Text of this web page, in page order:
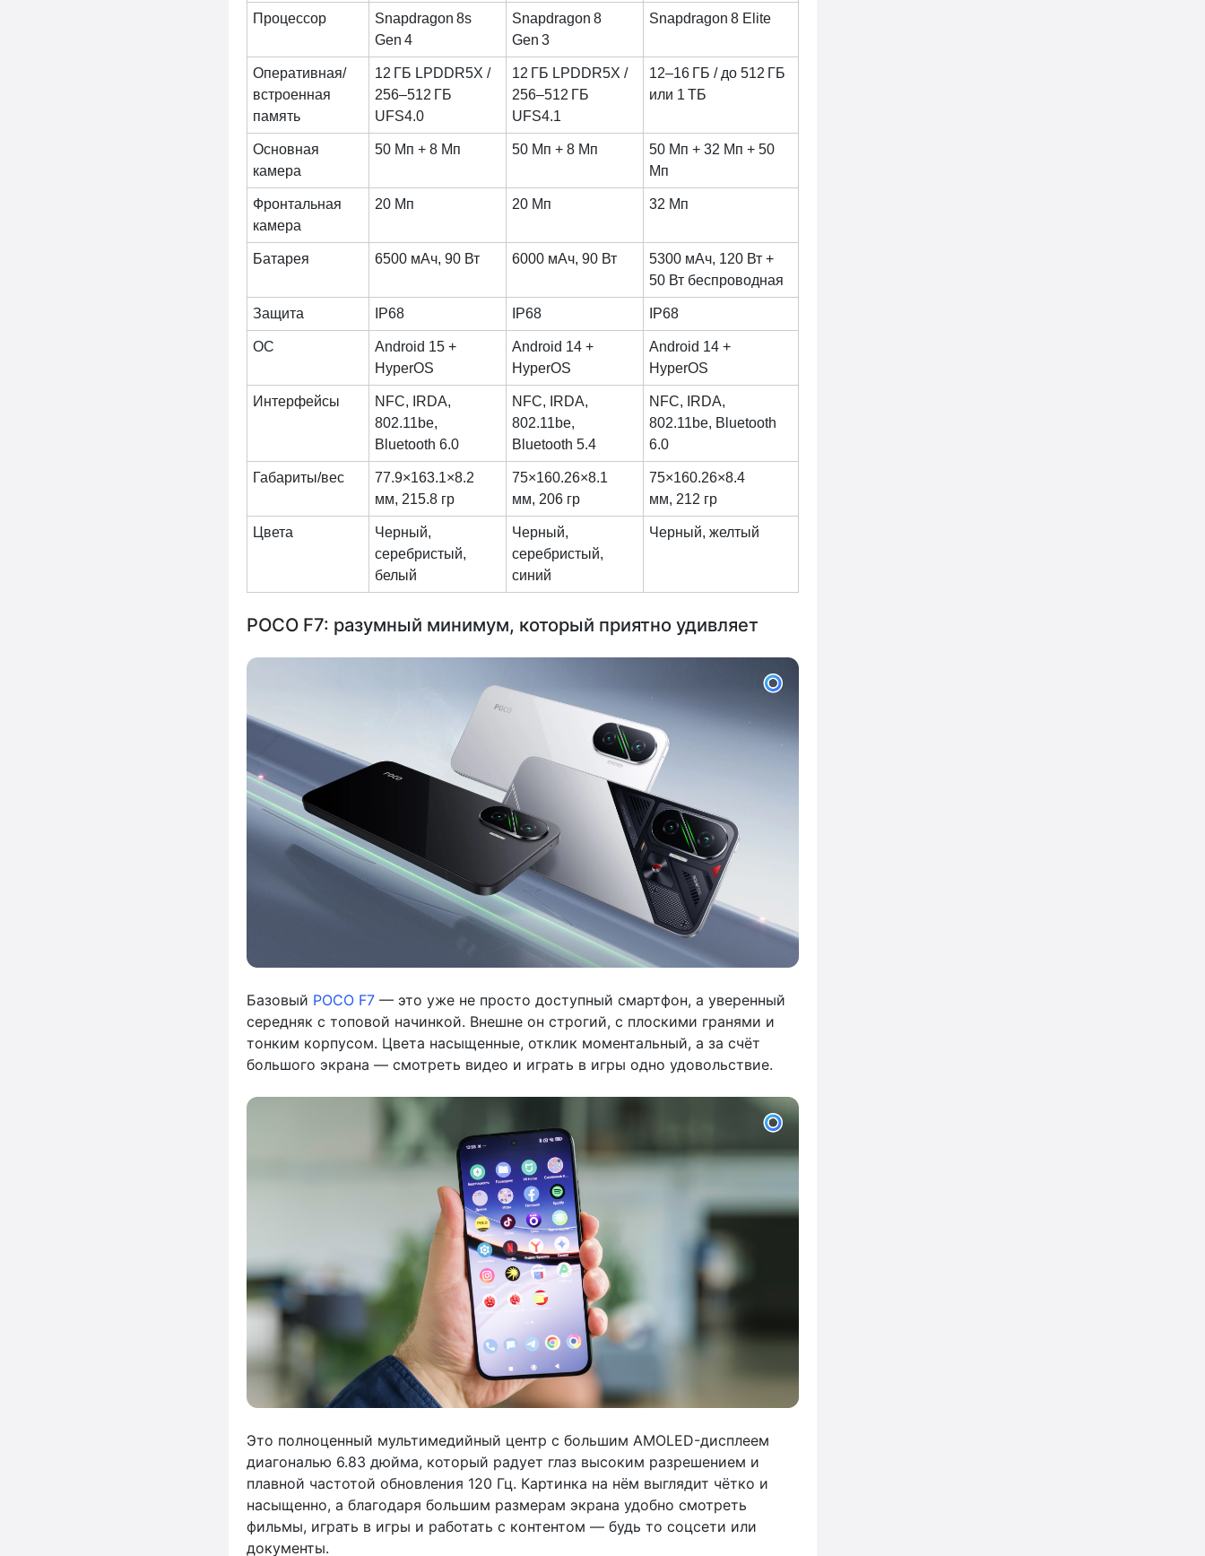
Процессор
Snapdragon 8s
Gen 4
Snapdragon 8
Gen 3
Snapdragon 8 Elite
Оперативная/
встроенная
память
12 ГБ LPDDR5X /
256–512 ГБ
UFS4.0
12 ГБ LPDDR5X /
256–512 ГБ
UFS4.1
12–16 ГБ / до 512 ГБ
или 1 ТБ
Основная
камера
50 Мп + 8 Мп 50 Мп + 8 Мп
50 Мп + 32 Мп + 50
Мп
Фронтальная
камера
20 Мп 20 Мп 32 Мп
Батарея 6500 мАч, 90 Вт 6000 мАч, 90 Вт
5300 мАч, 120 Вт +
50 Вт беспроводная
Защита IP68 IP68 IP68
ОС
Android 15 +
HyperOS
Android 14 +
HyperOS
Android 14 +
HyperOS
Интерфейсы
NFC, IRDA,
802.11be,
Bluetooth 6.0
NFC, IRDA,
802.11be,
Bluetooth 5.4
NFC, IRDA,
802.11be, Bluetooth
6.0
Габариты/вес
77.9×163.1×8.2
мм, 215.8 гр
75×160.26×8.1
мм, 206 гр
75×160.26×8.4
мм, 212 гр
Цвета
Черный,
серебристый,
белый
Черный,
серебристый,
синий
Черный, желтый
POCO F7: разумный минимум, который приятно удивляет
Базовый POCO F7— это уже не просто доступный смартфон, а уверенный
середняк с топовой начинкой. Внешне он строгий, с плоскими гранями и
тонким корпусом. Цвета насыщенные, отклик моментальный, а за счёт
большого экрана — смотреть видео и играть в игры одно удовольствие.
Это полноценный мультимедийный центр с большим AMOLED-дисплеем
диагональю 6.83 дюйма, который радует глаз высоким разрешением и
плавной частотой обновления 120 Гц. Картинка на нём выглядит чётко и
насыщенно, а благодаря большим размерам экрана удобно смотреть
фильмы, играть в игры и работать с контентом — будь то соцсети или
документы.